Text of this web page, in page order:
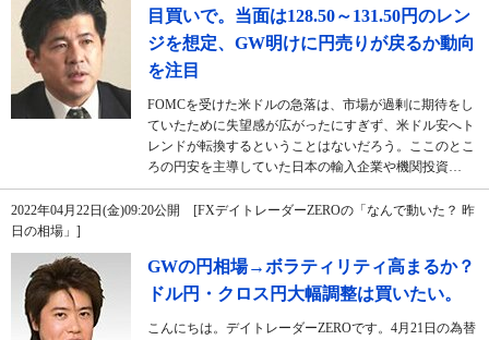
目買いで。当面は128.50～131.50円のレン
ジを想定、GW明けに円売りが戻るか動向
を注目
FOMCを受けた米ドルの急落は、市場が過剰に期待をし
ていたために失望感が広がったにすぎず、米ドル安へト
レンドが転換するということはないだろう。ここのとこ
ろの円安を主導していた日本の輸入企業や機関投資…
2022年04月22日(金)09:20公開 [FXデイトレーダーZEROの「なんで動いた？ 昨
日の相場」]
GWの円相場→ボラティリティ高まるか？
ドル円・クロス円大幅調整は買いたい。
こんにちは。デイトレーダーZEROです。4月21日の為替